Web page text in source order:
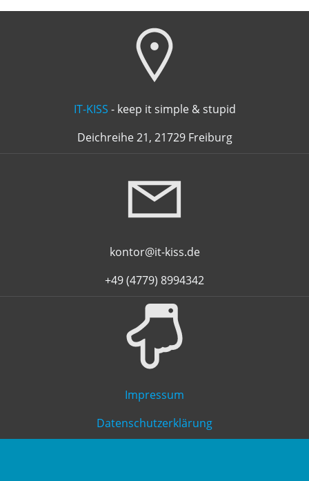
IT-KISS - keep it simple & stupid
Deichreihe 21, 21729 Freiburg
kontor@it-kiss.de
+49 (4779) 8994342
Impressum
Datenschutzerklärung